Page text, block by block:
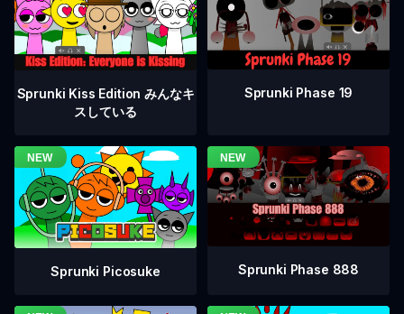
Sprunki Kiss Edition みんなキ
スしている
Sprunki Phase 19
Sprunki Picosuke Sprunki Phase 888